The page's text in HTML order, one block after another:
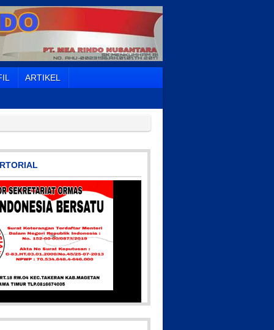
ARTIKEL
IMG-20250501-WA0005